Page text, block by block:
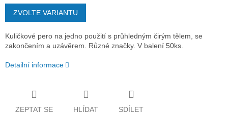
ZVOLTE VARIANTU
Kuličkové pero na jedno použití s průhledným čirým tělem, se
zakončením a uzávěrem. Různé značky. V balení 50ks.
Detailní informace
ZEPTAT SE HLÍDAT SDÍLET